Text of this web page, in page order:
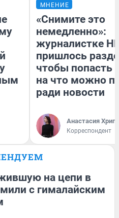
МНЕНИЕ
«Снимите это
немедленно»:
журналистке
пришлось
чтобы попасть
на что можно
ради новости
Анастасия
Корреспондент
на цепи в
с гималайским